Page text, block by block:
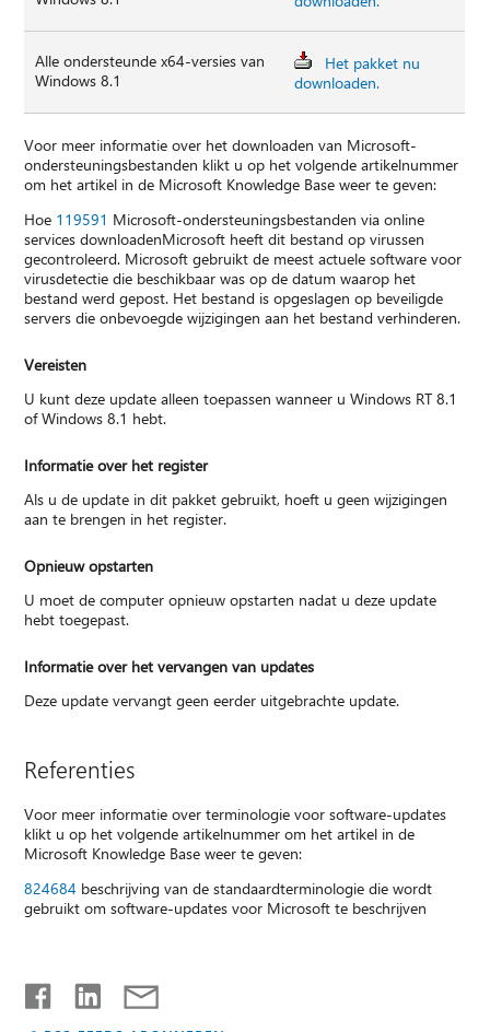
Alle ondersteunde x64-versies van
Windows 8.1
Het pakket nu
downloaden.
Voor meer informatie over het downloaden van Microsoft-
ondersteuningsbestanden klikt u op het volgende artikelnummer
om het artikel in de Microsoft Knowledge Base weer te geven:
Hoe 119591 Microsoft-ondersteuningsbestanden via online
services downloadenMicrosoft heeft dit bestand op virussen
gecontroleerd. Microsoft gebruikt de meest actuele software voor
virusdetectie die beschikbaar was op de datum waarop het
bestand werd gepost. Het bestand is opgeslagen op beveiligde
servers die onbevoegde wijzigingen aan het bestand verhinderen.
Vereisten
U kunt deze update alleen toepassen wanneer u Windows RT 8.1
of Windows 8.1 hebt.
Informatie over het register
Als u de update in dit pakket gebruikt, hoeft u geen wijzigingen
aan te brengen in het register.
Opnieuw opstarten
U moet de computer opnieuw opstarten nadat u deze update
hebt toegepast.
Informatie over het vervangen van updates
Deze update vervangt geen eerder uitgebrachte update.
Referenties
Voor meer informatie over terminologie voor software-updates
klikt u op het volgende artikelnummer om het artikel in de
Microsoft Knowledge Base weer te geven:
824684 beschrijving van de standaardterminologie die wordt
gebruikt om software-updates voor Microsoft te beschrijven